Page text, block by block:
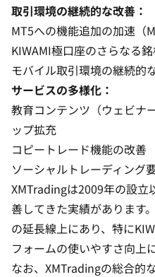
取引環境の継続的な改善：
MT5への機能追加の加速（
KIWAMI極口座のさらなる
モバイル取引環境の継続的
サービスの多様化：
教育コンテンツ（ウェビナ
ップ拡充
コピートレード機能の改善
ソーシャルトレーディング
XMTradingは2009年の設立
善してきた実績があります
の延長線上にあり、特に
フォームの使いやすさ向上
なお、XMTradingの総合的